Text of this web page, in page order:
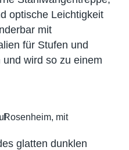
optische Leichtigkeit
mit
für Stufen und
wird so zu einem
glatten dunklen